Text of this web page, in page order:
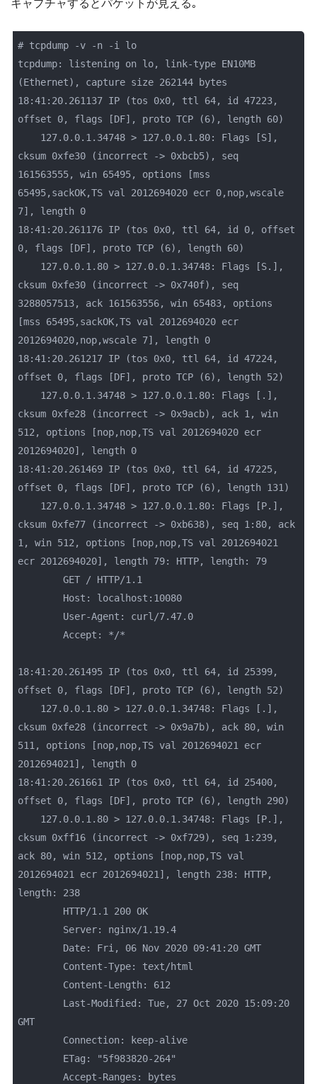
キャプチャするとパケットが見える｡
# tcpdump -v -n -i lo
tcpdump: listening on lo, link-type EN10MB
(Ethernet), capture size 262144 bytes
18:41:20.261137 IP (tos 0x0, ttl 64, id 47223,
offset 0, flags [DF], proto TCP (6), length 60)
cksum 0xfe30 (incorrect -> 0xbcb5), seq
161563555, win 65495, options [mss
65495,sackOK,TS val 2012694020 ecr 0,nop,wscale
7], length 0
18:41:20.261176 IP (tos 0x0, ttl 64, id 0, offset
0, flags [DF], proto TCP (6), length 60)
cksum 0xfe30 (incorrect -> 0x740f), seq
3288057513, ack 161563556, win 65483, options
[mss 65495,sackOK,TS val 2012694020 ecr
2012694020,nop,wscale 7], length 0
18:41:20.261217 IP (tos 0x0, ttl 64, id 47224,
offset 0, flags [DF], proto TCP (6), length 52)
cksum 0xfe28 (incorrect -> 0x9acb), ack 1, win
512, options [nop,nop,TS val 2012694020 ecr
2012694020], length 0
18:41:20.261469 IP (tos 0x0, ttl 64, id 47225,
offset 0, flags [DF], proto TCP (6), length 131)
cksum 0xfe77 (incorrect -> 0xb638), seq 1:80, ack
1, win 512, options [nop,nop,TS val 2012694021
ecr 2012694020], length 79: HTTP, length: 79
	GET / HTTP/1.1
	Accept: */*
18:41:20.261495 IP (tos 0x0, ttl 64, id 25399,
offset 0, flags [DF], proto TCP (6), length 52)
cksum 0xfe28 (incorrect -> 0x9a7b), ack 80, win
511, options [nop,nop,TS val 2012694021 ecr
2012694021], length 0
18:41:20.261661 IP (tos 0x0, ttl 64, id 25400,
offset 0, flags [DF], proto TCP (6), length 290)
cksum 0xff16 (incorrect -> 0xf729), seq 1:239,
ack 80, win 512, options [nop,nop,TS val
2012694021 ecr 2012694021], length 238: HTTP,
length: 238
GMT
	Accept-Ranges: bytes